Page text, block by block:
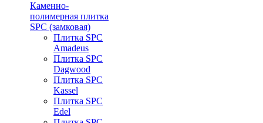
Каменно-
полимерная плитка
SPC (замковая)
Плитка SPC
Amadeus
Плитка SPC
Dagwood
Плитка SPC
Kassel
Плитка SPC
Edel